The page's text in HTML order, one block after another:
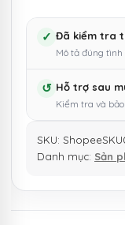
✓ Đã kiểm tra
Mô tả đúng
↺ Hỗ trợ sau
Kiểm tra và
SKU:
Danh mục: Sản